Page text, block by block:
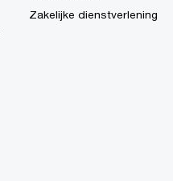
Zakelijke dienstverlening